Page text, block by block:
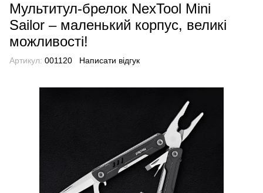
Мультитул-брелок NexTool Mini
Sailor – маленький корпус, великі
можливості!
Артикул: 001120 Написати відгук